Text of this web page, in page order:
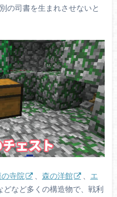
の司書を生まれさせないと
寺院 森の洋館
エ
どなど多くの構造物で、戦利